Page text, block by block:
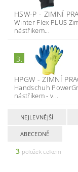
HSW-P - ZIMNÍ
Winter Flex PLUS
nástřikem...
3.
HPGW - ZIMNÍ
Handschuh
nástřikem - v...
NEJLEVNĚJŠÍ
ABECEDNĚ
3 položek celkem